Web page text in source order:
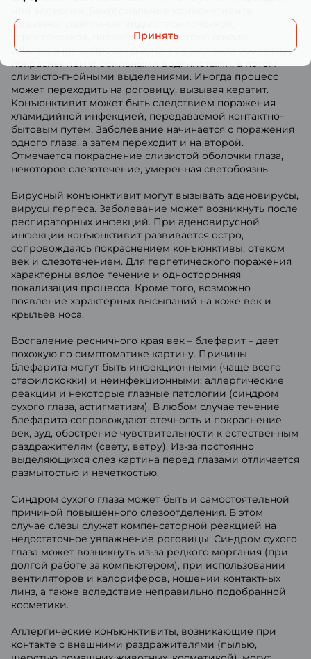
вызывают различные виды стафилококков,
стрептококков, пневмококков. Острое начало
заболевания сопровождается поражением обоих глаз,
покраснением и обильными водянистыми, а потом
слизисто-гнойными выделениями. Иногда процесс
может переходить на роговицу, вызывая кератит.
Конъюнктивит может быть следствием поражения
хламидийной инфекцией, передаваемой контактно-
бытовым путем. Заболевание начинается с поражения
одного глаза, а затем переходит и на второй.
Отмечается покраснение слизистой оболочки глаза,
некоторое слезотечение, умеренная светобоязнь.
Вирусный конъюнктивит могут вызывать аденовирусы,
вирусы герпеса. Заболевание может возникнуть после
респираторных инфекций. При аденовирусной
инфекции конъюнктивит развивается остро,
сопровождаясь покраснением конъюнктивы, отеком
век и слезотечением. Для герпетического поражения
характерны вялое течение и односторонняя
локализация процесса. Кроме того, возможно
появление характерных высыпаний на коже век и
крыльев носа.
Воспаление ресничного края век – блефарит – дает
похожую по симптоматике картину. Причины
блефарита могут быть инфекционными (чаще всего
стафилококки) и неинфекционными: аллергические
реакции и некоторые глазные патологии (синдром
сухого глаза, астигматизм). В любом случае течение
блефарита сопровождают отечность и покраснение
век, зуд, обострение чувствительности к естественным
раздражителям (свету, ветру). Из-за постоянно
выделяющихся слез картина перед глазами отличается
размытостью и нечеткостью.
Синдром сухого глаза может быть и самостоятельной
причиной повышенного слезоотделения. В этом
случае слезы служат компенсаторной реакцией на
недостаточное увлажнение роговицы. Синдром сухого
глаза может возникнуть из-за редкого моргания (при
долгой работе за компьютером), при использовании
вентиляторов и калориферов, ношении контактных
линз, а также вследствие неправильно подобранной
косметики.
Аллергические конъюнктивиты, возникающие при
контакте с внешними раздражителями (пылью,
Принять